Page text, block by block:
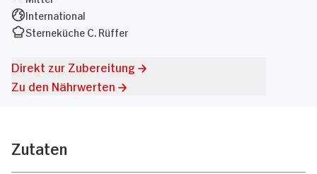
International
Sterneküche C. Rüffer
Direkt zur Zubereitung
Zu den Nährwerten
Zutaten